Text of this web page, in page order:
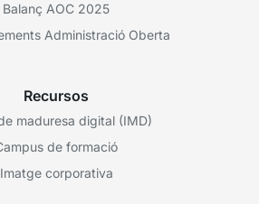
Balanç AOC 2025
Administració Oberta
Recursos
maduresa digital (IMD)
de formació
Imatge corporativa